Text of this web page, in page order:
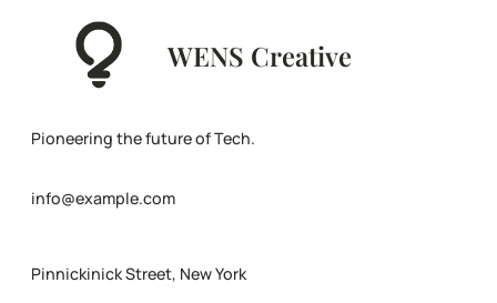
WENS Creative
Pioneering the future of Tech.
info@example.com
Pinnickinick Street, New York